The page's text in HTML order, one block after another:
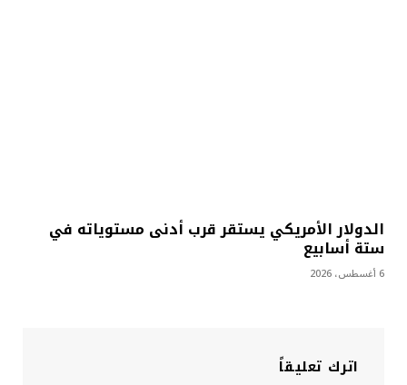
الدولار الأمريكي يستقر قرب أدنى مستوياته في
ستة أسابيع
6 أغسطس، 2026
اترك تعليقاً